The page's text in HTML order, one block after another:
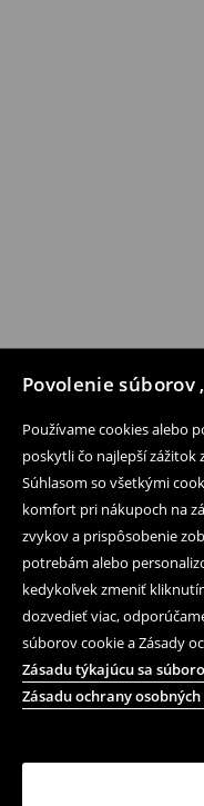
Povolenie súborov
Používame cookies alebo
poskytli čo najlepší zážitok
Súhlasom so všetkými
komfort pri nákupoch na
zvykov a prispôsobenie
potrebám alebo
kedykoľvek zmeniť
dozvedieť viac,
súborov cookie a Zásady
Zásadu týkajúcu sa
Zásadu ochrany